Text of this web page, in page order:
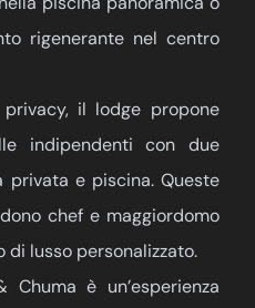
rigenerante nel centro
il lodge propone
indipendenti con due
privata e piscina. Queste
chef e maggiordomo
lusso personalizzato.
è un’esperienza